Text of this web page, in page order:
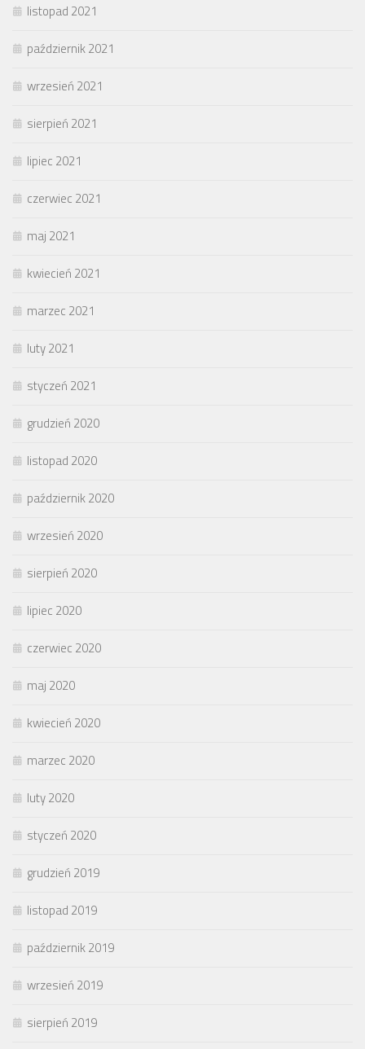
listopad 2021
październik 2021
wrzesień 2021
sierpień 2021
lipiec 2021
czerwiec 2021
maj 2021
kwiecień 2021
marzec 2021
luty 2021
styczeń 2021
grudzień 2020
listopad 2020
październik 2020
wrzesień 2020
sierpień 2020
lipiec 2020
czerwiec 2020
maj 2020
kwiecień 2020
marzec 2020
luty 2020
styczeń 2020
grudzień 2019
listopad 2019
październik 2019
wrzesień 2019
sierpień 2019